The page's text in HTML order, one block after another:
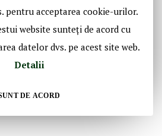
pentru acceptarea cookie-urilor.
website sunteți de acord cu
datelor dvs. pe acest site web.
Detalii
DE ACORD
Media Historic